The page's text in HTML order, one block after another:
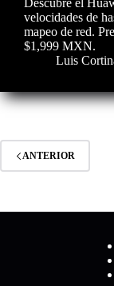
Descubre el
velocidades de
mapeo de red.
$1,999 MXN.
Luis
ANTERIOR